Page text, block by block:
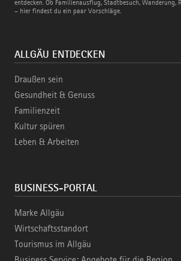
entdecken. Ob Familienausflug, Stadtbesuch,
– hier findest du ein paar Vorschläge.
Bahn
ALLGÄU ENTDECKEN
Draußen sein
Gesundheit & Genuss
Familienzeit
Kultur spüren
Leben & Arbeiten
BUSINESS-PORTAL
Marke Allgäu
Wirtschaftsstandort
Tourismus im Allgäu